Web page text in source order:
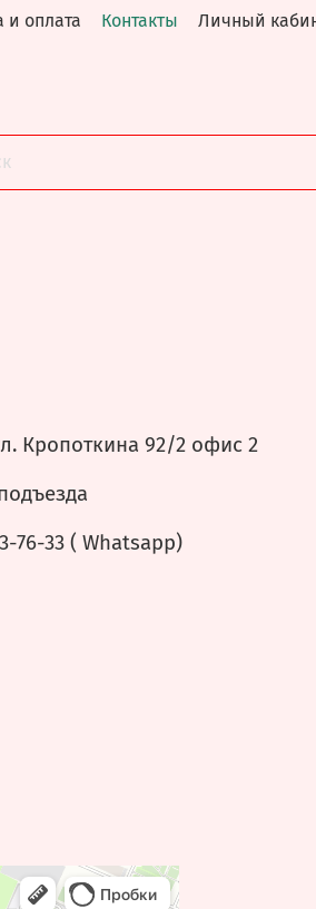
и оплата Контакты Личный
Кропоткина 92/2 офис 2
76-33 ( Whatsapp)